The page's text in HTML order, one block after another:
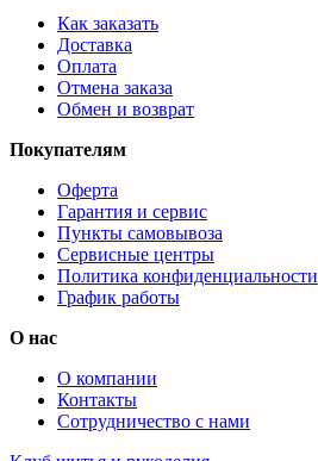
Как заказать
Доставка
Оплата
Отмена заказа
Обмен и возврат
Покупателям
Оферта
Гарантия и сервис
Пункты самовывоза
Сервисные центры
Политика конфиденциальности
График работы
О нас
О компании
Контакты
Сотрудничество с нами